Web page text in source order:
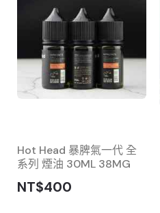
Hot Head 暴脾氣一代 全
系列 煙油 30ML 38MG
NT$400